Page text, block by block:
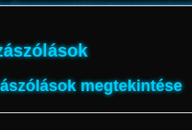
megtekintése